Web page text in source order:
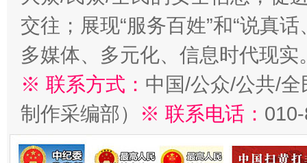
交往；展现“服务百姓”和“说真
多媒体、多元化、信息时代现实
※ 联系方式： 中国/公众/公共/
制作采编部）
※ 联系电话：